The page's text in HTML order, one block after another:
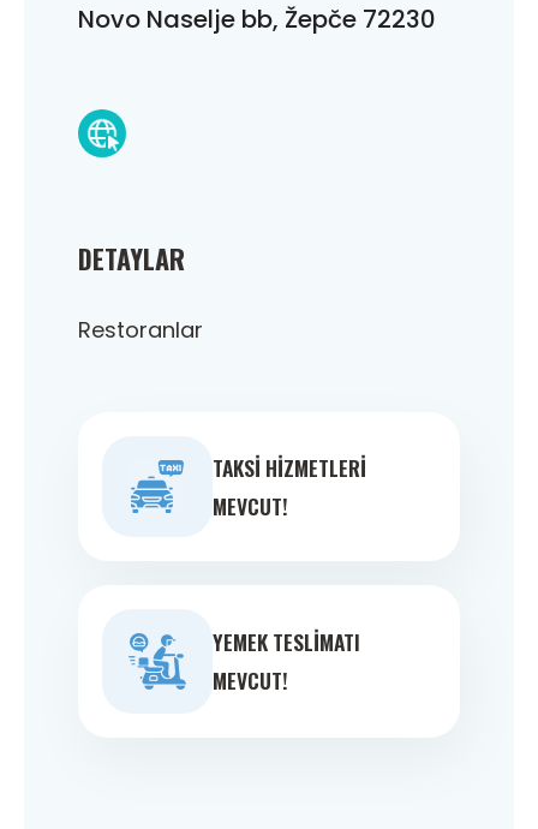
DETAYLAR
Restoranlar
TAKSI HIZMETLERI
MEVCUT!
YEMEK TESLIMATI
MEVCUT!
Novo Naselje bb, Žepče 72230